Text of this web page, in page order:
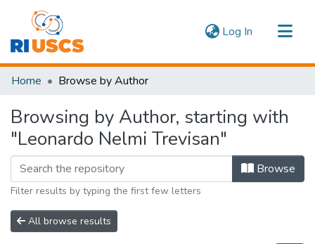
Log In (current)
Communities & Collections
Home Browse by Author
Browsing by Author, starting with
"Leonardo Nelmi Trevisan"
Browse
Filter results by typing the first few letters
All browse results